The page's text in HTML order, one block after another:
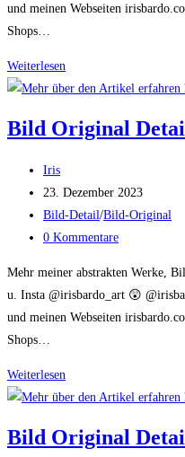
und meinen Webseiten
Shops…
Weiterlesen
Original
Bild Original
Beitrags-
Autor:
Iris
Beitrag
veröffentlicht:
23. Dezember 2023
Beitrags-
Kategorie:
Bild-Detail/Bild-Original
Beitrags-
0 Kommentare
Mehr meiner abstrakten Werke,
u. Insta @irisbardo_art 😲
und meinen Webseiten
Shops…
Weiterlesen
Original
Bild Original